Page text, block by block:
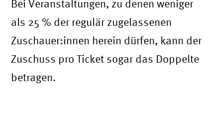
Bei Veranstaltungen, zu denen weniger
als 25 % der regulär zugelassenen
Zuschauer:innen herein dürfen, kann der
Zuschuss pro Ticket sogar das Doppelte
betragen.